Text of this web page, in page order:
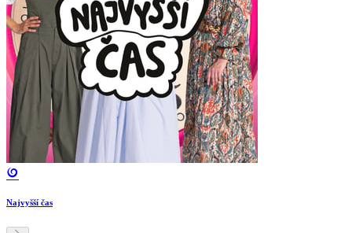
Najvyšší čas